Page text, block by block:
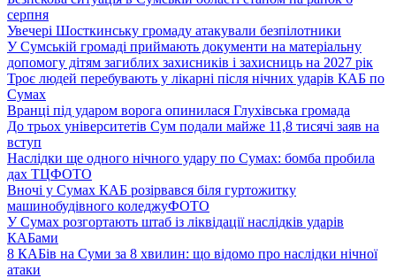
серпня
Увечері Шосткинську громаду атакували безпілотники
У Сумській громаді приймають документи на матеріальну
допомогу дітям загиблих захисників і захисниць на 2027 рік
Троє людей перебувають у лікарні після нічних ударів КАБ по
Сумах
Вранці під ударом ворога опинилася Глухівська громада
До трьох університетів Сум подали майже 11,8 тисячі заяв на
вступ
Наслідки ще одного нічного удару по Сумах: бомба пробила
дах ТЦФОТО
Вночі у Сумах КАБ розірвався біля гуртожитку
машинобудівного коледжуФОТО
У Сумах розгортають штаб із ліквідації наслідків ударів
КАБами
8 КАБів на Суми за 8 хвилин: що відомо про наслідки нічної
атаки